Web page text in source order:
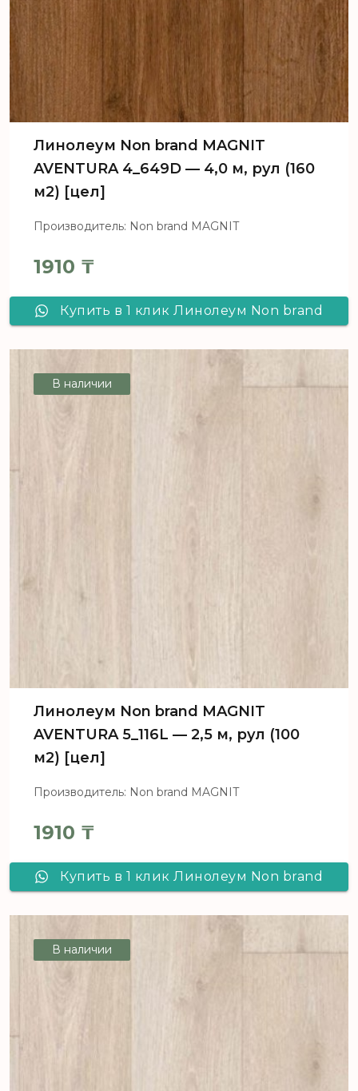
Линолеум Non brand MAGNIT
AVENTURA 4_649D — 4,0 м, рул (160
м2) [цел]
Производитель: Non brand MAGNIT
1910 ₸
Купить в 1 клик Линолеум Non brand
рул (160 м2) [цел]
В наличии
Линолеум Non brand MAGNIT
AVENTURA 5_116L — 2,5 м, рул (100
м2) [цел]
Производитель: Non brand MAGNIT
1910 ₸
Купить в 1 клик Линолеум Non brand
(100 м2) [цел]
В наличии